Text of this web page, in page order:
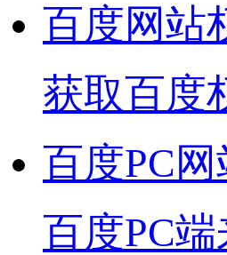
百度网站
获取百度
百度PC
百度PC